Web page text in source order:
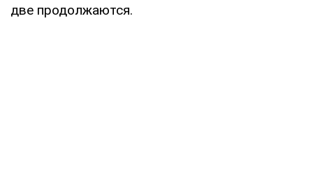
две продолжаются.